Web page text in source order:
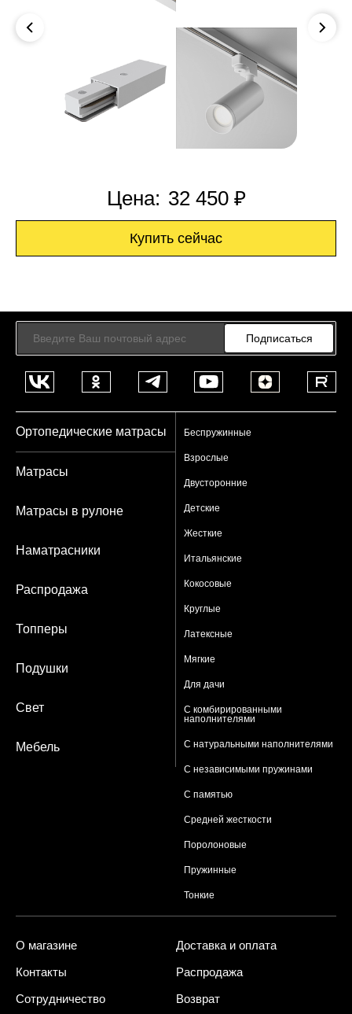
Цена: 32 450 ₽
Купить сейчас
Подписаться
Ортопедические матрасы Беспружинные
Взрослые
Двусторонние
Детские
Жесткие
Итальянские
Кокосовые
Круглые
Латексные
Мягкие
Для дачи
С комбирированными
наполнителями
С натуральными наполнителями
С независимыми пружинами
С памятью
Средней жесткости
Поролоновые
Пружинные
Тонкие
Матрасы
Матрасы в рулоне
Наматрасники
Распродажа
Топперы
Подушки
Свет
Мебель
О магазине
Доставка и оплата
Контакты
Распродажа
Сотрудничество
Возврат